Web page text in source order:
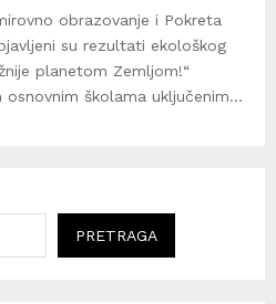
obrazovanje i Pokreta
su rezultati ekološkog
planetom Zemljom!“
osnovnim školama uključenim...
PRETRAGA